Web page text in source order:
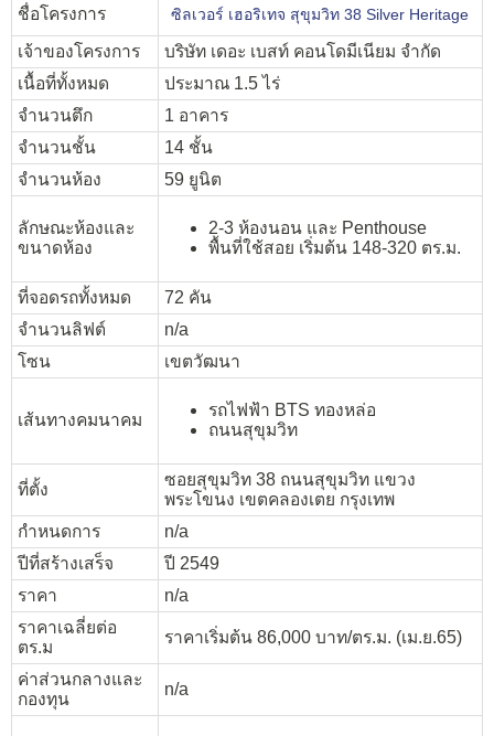
ชื่อโครงการ ซิลเวอร์ เฮอริเทจ สุขุมวิท 38 Silver Heritage
เจ้าของโครงการ
บริษัท เดอะ เบสท์ คอนโดมีเนียม จำกัด
เนื้อที่ทั้งหมด
ประมาณ 1.5 ไร่
จำนวนตึก
1 อาคาร
จำนวนชั้น
14 ชั้น
จำนวนห้อง
59 ยูนิต
ลักษณะห้องและ
ขนาดห้อง
2-3 ห้องนอน และ Penthouse
พื้นที่ใช้สอย เริ่มต้น 148-320 ตร.ม.
ที่จอดรถทั้งหมด
72 คัน
จำนวนลิฟต์
n/a
โซน
เขตวัฒนา
เส้นทางคมนาคม
รถไฟฟ้า BTS ทองหล่อ
ถนนสุขุมวิท
ที่ตั้ง
ซอยสุขุมวิท 38 ถนนสุขุมวิท แขวง
พระโขนง เขตคลองเตย กรุงเทพ
กำหนดการ
n/a
ปีที่สร้างเสร็จ
ปี 2549
ราคา
n/a
ราคาเฉลี่ยต่อ
ตร.ม
ราคาเริ่มต้น 86,000 บาท/ตร.ม. (เม.ย.65)
ค่าส่วนกลางและ
กองทุน
n/a